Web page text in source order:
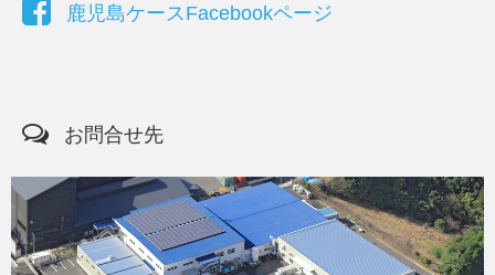
鹿児島ケースFacebookページ
お問合せ先